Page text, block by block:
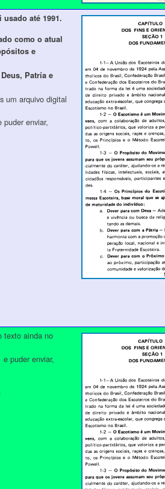
usado até 1991.
como o atual
e
Patría e
um arquivo digital
enviar,
texto ainda no
puder enviar,
.